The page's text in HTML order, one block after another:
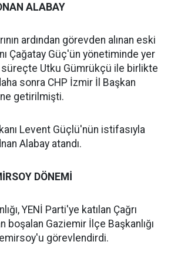
ALABAY
ardından görevden alınan eski
Çağatay Güç'ün yönetiminde yer
süreçte Utku Gümrükçü ile birlikte
sonra CHP İzmir İl Başkan
getirilmişti.
Levent Güçlü'nün istifasıyla
Alabay atandı.
DÖNEMİ
YENİ Parti'ye katılan Çağrı
boşalan Gaziemir İlçe Başkanlığı
görevlendirdi.